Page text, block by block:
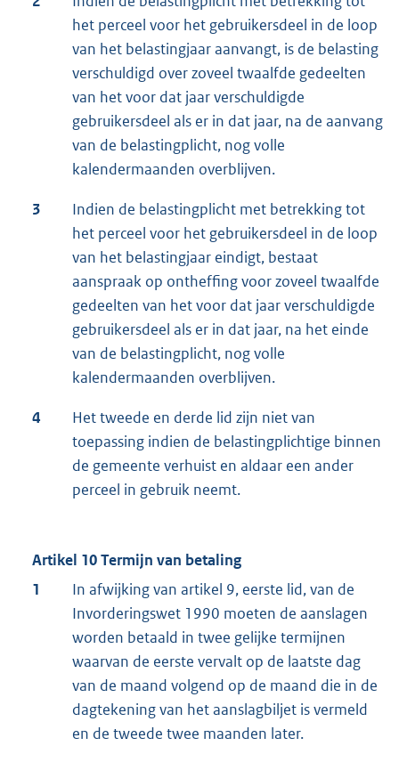
het perceel voor het gebruikersdeel in de loop
van het belastingjaar aanvangt, is de belasting
verschuldigd over zoveel twaalfde gedeelten
van het voor dat jaar verschuldigde
gebruikersdeel als er in dat jaar, na de aanvang
van de belastingplicht, nog volle
kalendermaanden overblijven.
3
Indien de belastingplicht met betrekking tot
het perceel voor het gebruikersdeel in de loop
van het belastingjaar eindigt, bestaat
aanspraak op ontheffing voor zoveel twaalfde
gedeelten van het voor dat jaar verschuldigde
gebruikersdeel als er in dat jaar, na het einde
van de belastingplicht, nog volle
kalendermaanden overblijven.
4
Het tweede en derde lid zijn niet van
toepassing indien de belastingplichtige binnen
de gemeente verhuist en aldaar een ander
perceel in gebruik neemt.
Artikel 10 Termijn van betaling
1
In afwijking van artikel 9, eerste lid, van de
Invorderingswet 1990 moeten de aanslagen
worden betaald in twee gelijke termijnen
waarvan de eerste vervalt op de laatste dag
van de maand volgend op de maand die in de
dagtekening van het aanslagbiljet is vermeld
en de tweede twee maanden later.